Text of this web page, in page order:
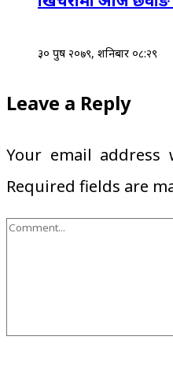
३० पुष २०७९, शनिबार ०८:२९
Leave a Reply
Your email
Required fields are